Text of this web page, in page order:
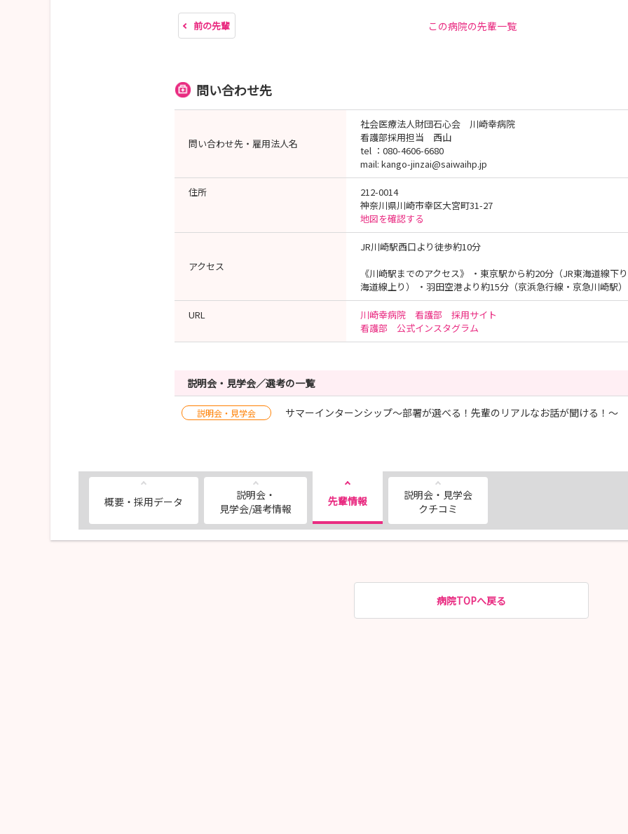
前の先輩 この病院の先輩一覧
問い合わせ先
問い合わせ先・雇用法人名
社会医療法人財団石心会 川崎幸病院
看護部採用担当 西山
tel ：080-4606-6680
mail: kango-jinzai@saiwaihp.jp
住所
212-0014
神奈川県川崎市幸区大宮町31-27
地図を確認する
アクセス
JR川崎駅西口より徒歩約10分
《川崎駅までのアクセス》 ・東京駅から約20分（JR東海道線下
海道線上り） ・羽田空港より約15分（京浜急行線・京急川崎駅）
URL
川崎幸病院 看護部 採用サイト
看護部 公式インスタグラム
説明会・見学会／選考の一覧
説明会・見学会 サマーインターンシップ～部署が選べる！先輩のリアルなお話が聞ける！～
概要・採用データ
説明会・
見学会/選考情報
先輩情報
説明会・見学会
クチコミ
病院TOPへ戻る